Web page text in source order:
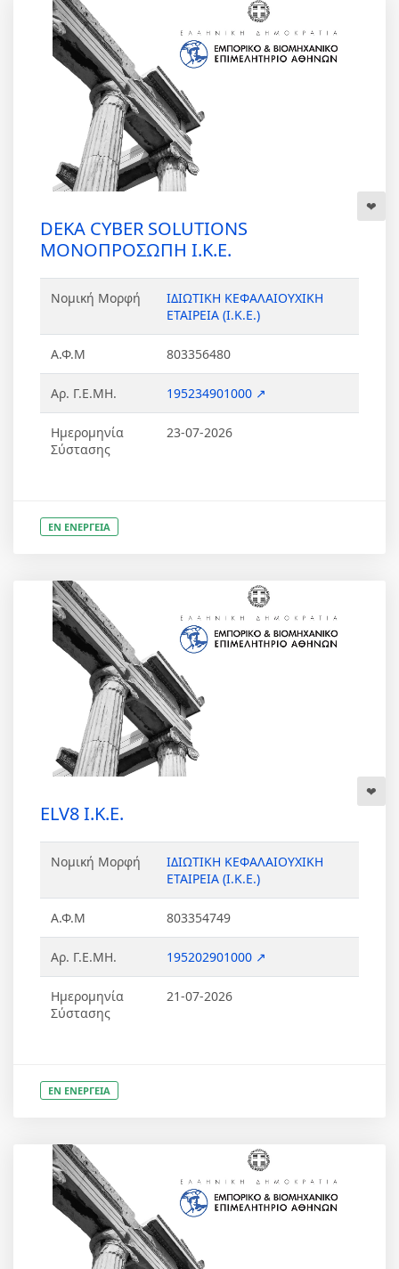
DEKA CYBER SOLUTIONS
ΜΟΝΟΠΡΟΣΩΠΗ Ι.Κ.Ε.
Νομική Μορφή
ΙΔΙΩΤΙΚΗ ΚΕΦΑΛΑΙΟΥΧΙΚΗ
ΕΤΑΙΡΕΙΑ (Ι.Κ.Ε.)
Α.Φ.Μ 803356480
Αρ. Γ.Ε.ΜΗ. 195234901000 ↗
Ημερομηνία
Σύστασης
23-07-2026
ΕΝ ΕΝΕΡΓΕΙΑ
ELV8 Ι.Κ.Ε.
Νομική Μορφή
ΙΔΙΩΤΙΚΗ ΚΕΦΑΛΑΙΟΥΧΙΚΗ
ΕΤΑΙΡΕΙΑ (Ι.Κ.Ε.)
Α.Φ.Μ 803354749
Αρ. Γ.Ε.ΜΗ. 195202901000 ↗
Ημερομηνία
Σύστασης
21-07-2026
ΕΝ ΕΝΕΡΓΕΙΑ